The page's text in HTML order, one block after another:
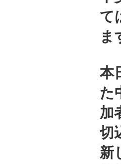
て
ま
本
た
加
切
新